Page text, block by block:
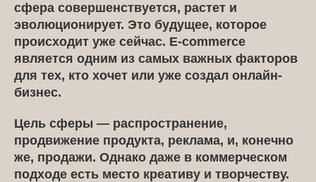
сфера совершенствуется, растет и
эволюционирует. Это будущее, которое
происходит уже сейчас. E-commerce
является одним из самых важных факторов
для тех, кто хочет или уже создал онлайн-
бизнес.
Цель сферы — распространение,
продвижение продукта, реклама, и, конечно
же, продажи. Однако даже в коммерческом
подходе есть место креативу и творчеству.